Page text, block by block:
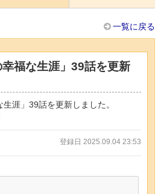
一覧に戻る
幸福な生涯」39話を更新
生涯」39話を更新しました。
登録日 2025.09.04 23:53